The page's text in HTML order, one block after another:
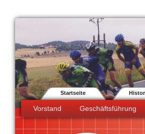
Startseite
Vorstand Geschäftsführung